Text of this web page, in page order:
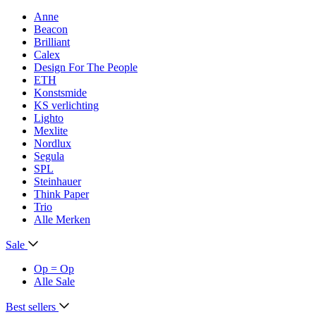
Anne
Beacon
Brilliant
Calex
Design For The People
ETH
Konstsmide
KS verlichting
Lighto
Mexlite
Nordlux
Segula
SPL
Steinhauer
Think Paper
Trio
Alle Merken
Sale
Op = Op
Alle Sale
Best sellers